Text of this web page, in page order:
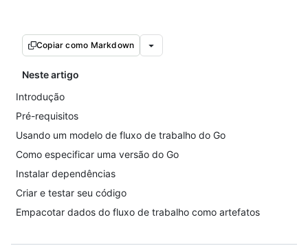
Copiar como Markdown
Neste artigo
Introdução
Pré-requisitos
Usando um modelo de fluxo de trabalho do Go
Como especificar uma versão do Go
Instalar dependências
Criar e testar seu código
Empacotar dados do fluxo de trabalho como artefatos